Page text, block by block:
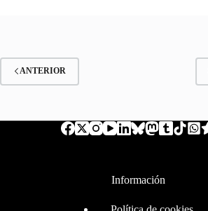
ANTERIOR
Información